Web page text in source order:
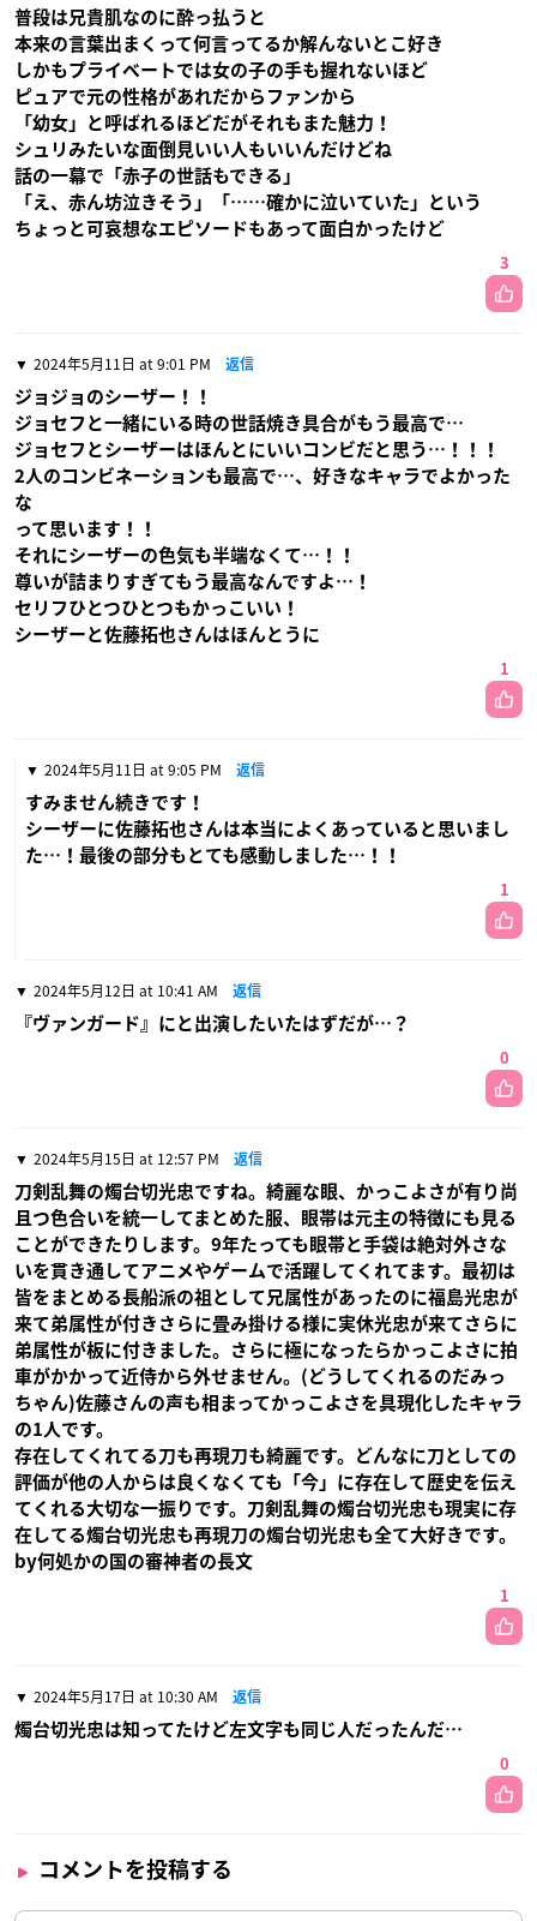
普段は兄貴肌なのに酔っ払うと
本来の言葉出まくって何言ってるか解んないとこ好き
しかもプライベートでは女の子の手も握れないほど
ピュアで元の性格があれだからファンから
「幼女」と呼ばれるほどだがそれもまた魅力！
シュリみたいな面倒見いい人もいいんだけどね
話の一幕で「赤子の世話もできる」
「え、赤ん坊泣きそう」「……確かに泣いていた」という
ちょっと可哀想なエピソードもあって面白かったけど
3
2024年5月11日 at 9:01 PM 返信
ジョジョのシーザー！！
ジョセフと一緒にいる時の世話焼き具合がもう最高で…
ジョセフとシーザーはほんとにいいコンビだと思う…！！！
2人のコンビネーションも最高で…、好きなキャラでよかった
な
って思います！！
それにシーザーの色気も半端なくて…！！
尊いが詰まりすぎてもう最高なんですよ…！
セリフひとつひとつもかっこいい！
シーザーと佐藤拓也さんはほんとうに
1
2024年5月11日 at 9:05 PM 返信
すみません続きです！
シーザーに佐藤拓也さんは本当によくあっていると思いまし
た…！最後の部分もとても感動しました…！！
1
2024年5月12日 at 10:41 AM 返信
『ヴァンガード』にと出演したいたはずだが…？
0
2024年5月15日 at 12:57 PM 返信
刀剣乱舞の燭台切光忠ですね。綺麗な眼、かっこよさが有り尚
且つ色合いを統一してまとめた服、眼帯は元主の特徴にも見る
ことができたりします。9年たっても眼帯と手袋は絶対外さな
いを貫き通してアニメやゲームで活躍してくれてます。最初は
皆をまとめる長船派の祖として兄属性があったのに福島光忠が
来て弟属性が付きさらに畳み掛ける様に実休光忠が来てさらに
弟属性が板に付きました。さらに極になったらかっこよさに拍
車がかかって近侍から外せません。(どうしてくれるのだみっ
ちゃん)佐藤さんの声も相まってかっこよさを具現化したキャラ
の1人です。
存在してくれてる刀も再現刀も綺麗です。どんなに刀としての
評価が他の人からは良くなくても「今」に存在して歴史を伝え
てくれる大切な一振りです。刀剣乱舞の燭台切光忠も現実に存
在してる燭台切光忠も再現刀の燭台切光忠も全て大好きです。
by何処かの国の審神者の長文
1
2024年5月17日 at 10:30 AM 返信
燭台切光忠は知ってたけど左文字も同じ人だったんだ…
0
コメントを投稿する